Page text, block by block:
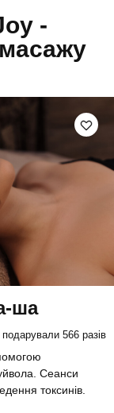
-
ша
подарували 566 разів
Сеанси
токсинів.